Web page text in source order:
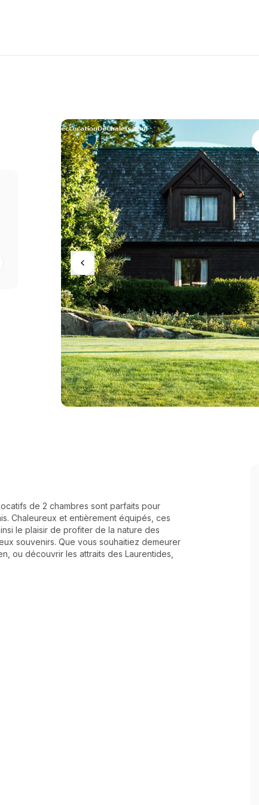
de 2 chambres sont parfaits pour
Chaleureux et entièrement équipés, ces
le plaisir de profiter de la nature des
souvenirs. Que vous souhaitiez demeurer
ou découvrir les attraits des Laurentides,